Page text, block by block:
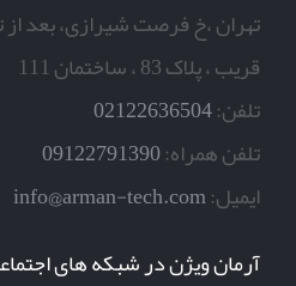
تهران ،خ فرصت شیرازی، بعد از
قریب ، پلاک 83 ، ساختمان 111
تلفن:02122636504
تلفن همراه:09122791390
ایمیل:info@arman-tech.com
آرمان ویژن در شبکه های